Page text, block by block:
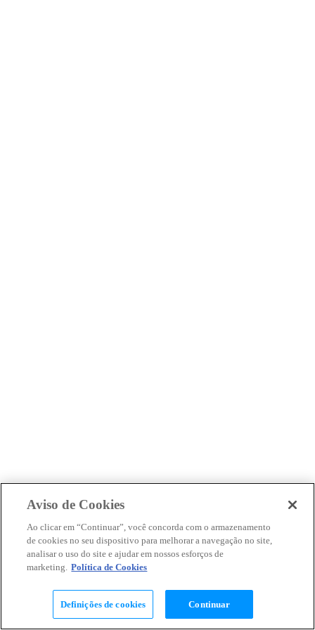
Aviso de Cookies
Ao clicar em “Continuar”, você concorda com o armazenamento
de cookies no seu dispositivo para melhorar a navegação no site,
analisar o uso do site e ajudar em nossos esforços de
marketing. Política de Cookies
Definições de cookies Continuar